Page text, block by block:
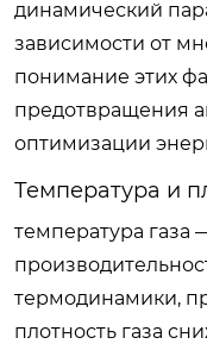
динамический
зависимости от
понимание этих
предотвращения
оптимизации
Температура и
температура газа
термодинамики,
плотность газа